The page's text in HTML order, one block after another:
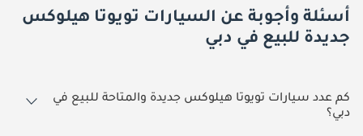
أسئلة وأجوبة عن السيارات تويوتا هيلوكس
جديدة للبيع في دبي
كم عدد سيارات تويوتا هيلوكس جديدة والمتاحة للبيع في
دبي؟